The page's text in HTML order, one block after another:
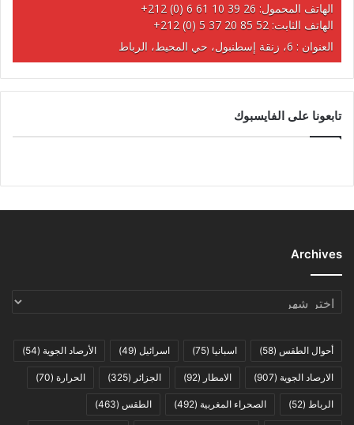
الهاتف المحمول: +212 (0) 6 61 10 39 26
الهاتف الثابت: +212 (0) 5 37 20 85 52
العنوان : 6، زنقة إسطنبول، حي المحيط، الرباط
تابعونا على الفايسبوك
Archives
Archives
أحوال الطقس (58) اسبانيا (75) اسرائيل (49) الأرصاد الجوية (54)
الارصاد الجوية (907) الامطار (92) الجزائر (325) الحرارة (70)
الرباط (52) الصحراء المغربية (492) الطقس (463)